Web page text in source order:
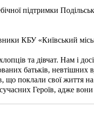
підтримки
КБУ «Київський
та дівчат. Нам і
батьків, невтішних
поклали свої життя на
Героїв, адже